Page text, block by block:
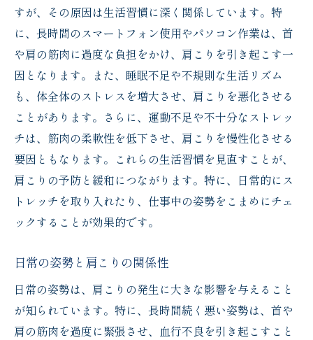
すが、その原因は生活習慣に深く関係しています。特
に、長時間のスマートフォン使用やパソコン作業は、首
や肩の筋肉に過度な負担をかけ、肩こりを引き起こす一
因となります。また、睡眠不足や不規則な生活リズム
も、体全体のストレスを増大させ、肩こりを悪化させる
ことがあります。さらに、運動不足や不十分なストレッ
チは、筋肉の柔軟性を低下させ、肩こりを慢性化させる
要因ともなります。これらの生活習慣を見直すことが、
肩こりの予防と緩和につながります。特に、日常的にス
トレッチを取り入れたり、仕事中の姿勢をこまめにチェ
ックすることが効果的です。
日常の姿勢と肩こりの関係性
日常の姿勢は、肩こりの発生に大きな影響を与えること
が知られています。特に、長時間続く悪い姿勢は、首や
肩の筋肉を過度に緊張させ、血行不良を引き起こすこと